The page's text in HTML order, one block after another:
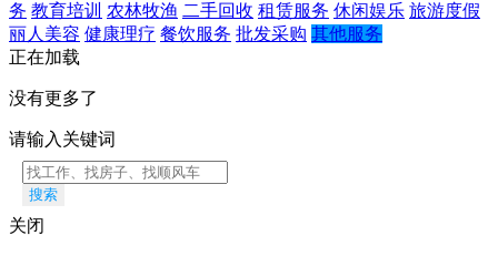
务 教育培训 农林牧渔 二手回收 租赁服务 休闲娱乐 旅游度假
丽人美容 健康理疗 餐饮服务 批发采购 其他服务
正在加载
没有更多了
请输入关键词
搜索
关闭